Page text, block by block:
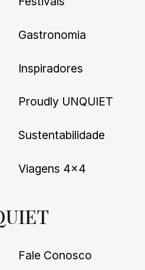
Gastronomia
Inspiradores
Proudly UNQUIET
Sustentabilidade
Viagens 4×4
Fale Conosco